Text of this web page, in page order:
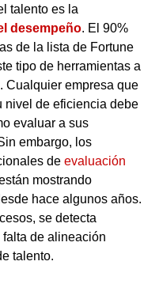
talento es la
desempeño. El 90%
de la lista de Fortune
tipo de herramientas a
Cualquier empresa que
nivel de eficiencia debe
evaluar a sus
embargo, los
de evaluación
mostrando
hace algunos años.
se detecta
de alineación
talento.